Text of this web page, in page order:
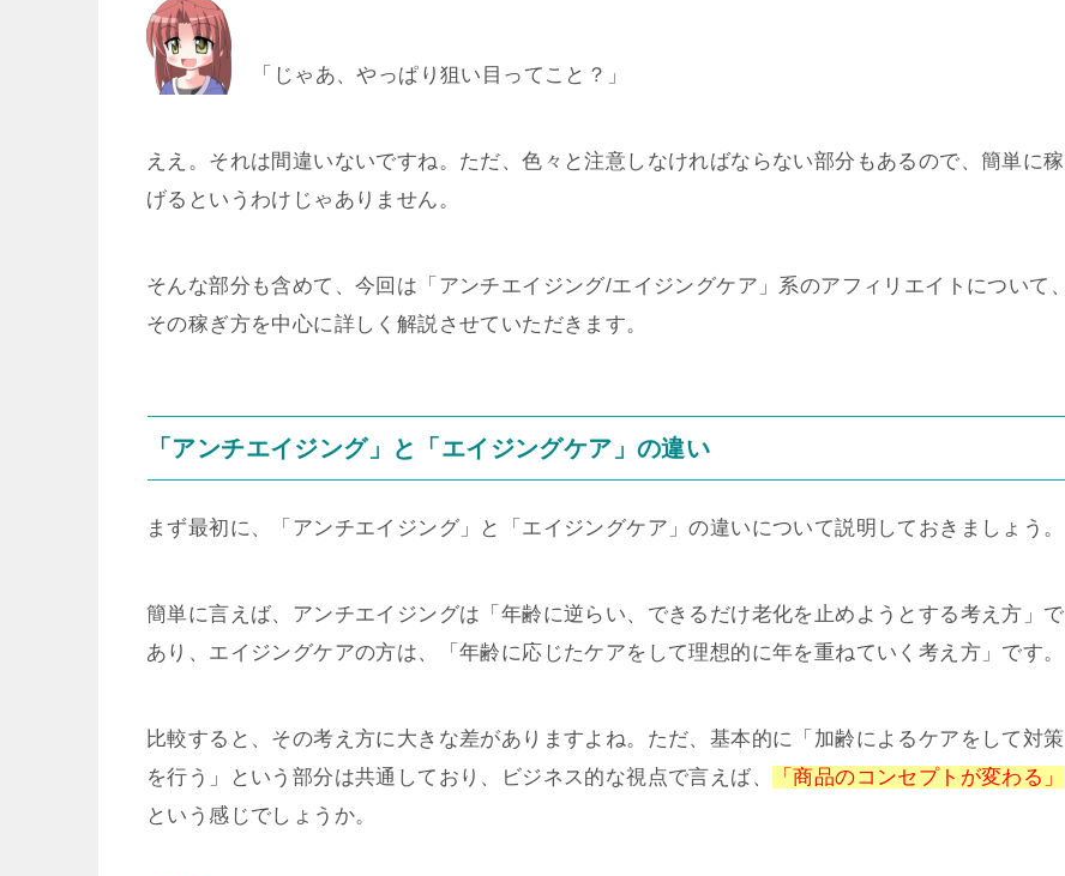
「じゃあ、やっぱり狙い目ってこと？」
ええ。それは間違いないですね。ただ、色々と注意しなければならない部分もあるので、簡単に稼
げるというわけじゃありません。
そんな部分も含めて、今回は「アンチエイジング/エイジングケア」系のアフィリエイトについて、
その稼ぎ方を中心に詳しく解説させていただきます。
「アンチエイジング」と「エイジングケア」の違い
まず最初に、「アンチエイジング」と「エイジングケア」の違いについて説明しておきましょう。
簡単に言えば、アンチエイジングは「年齢に逆らい、できるだけ老化を止めようとする考え方」で
あり、エイジングケアの方は、「年齢に応じたケアをして理想的に年を重ねていく考え方」です。
比較すると、その考え方に大きな差がありますよね。ただ、基本的に「加齢によるケアをして対策
を行う」という部分は共通しており、ビジネス的な視点で言えば、
「商品のコンセプトが変わる」
という感じでしょうか。